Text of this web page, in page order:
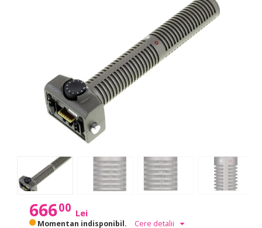
66600 Lei
Momentan indisponibil.
Cere detalii